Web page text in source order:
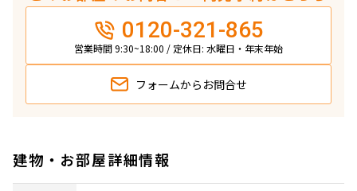
0120-321-865
営業時間 9:30~18:00 / 定休日: 水曜日・年末年始
フォームから お問合せ
建物・お部屋詳細情報